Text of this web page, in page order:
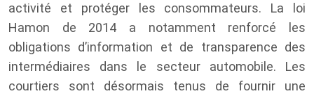
activité et protéger les consommateurs. La loi
Hamon de 2014 a notamment renforcé les
obligations d’information et de transparence des
intermédiaires dans le secteur automobile. Les
courtiers sont désormais tenus de fournir une